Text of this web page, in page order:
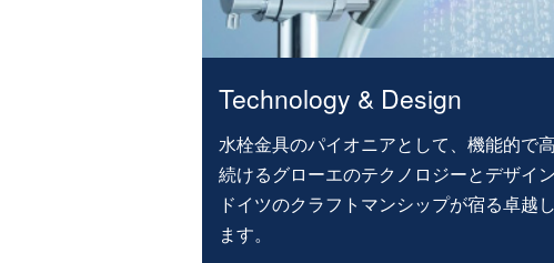
Technology & Design
水栓金具のパイオニアとして、機能的で
続けるグローエのテクノロジーとデザイ
ドイツのクラフトマンシップが宿る卓越
ます。